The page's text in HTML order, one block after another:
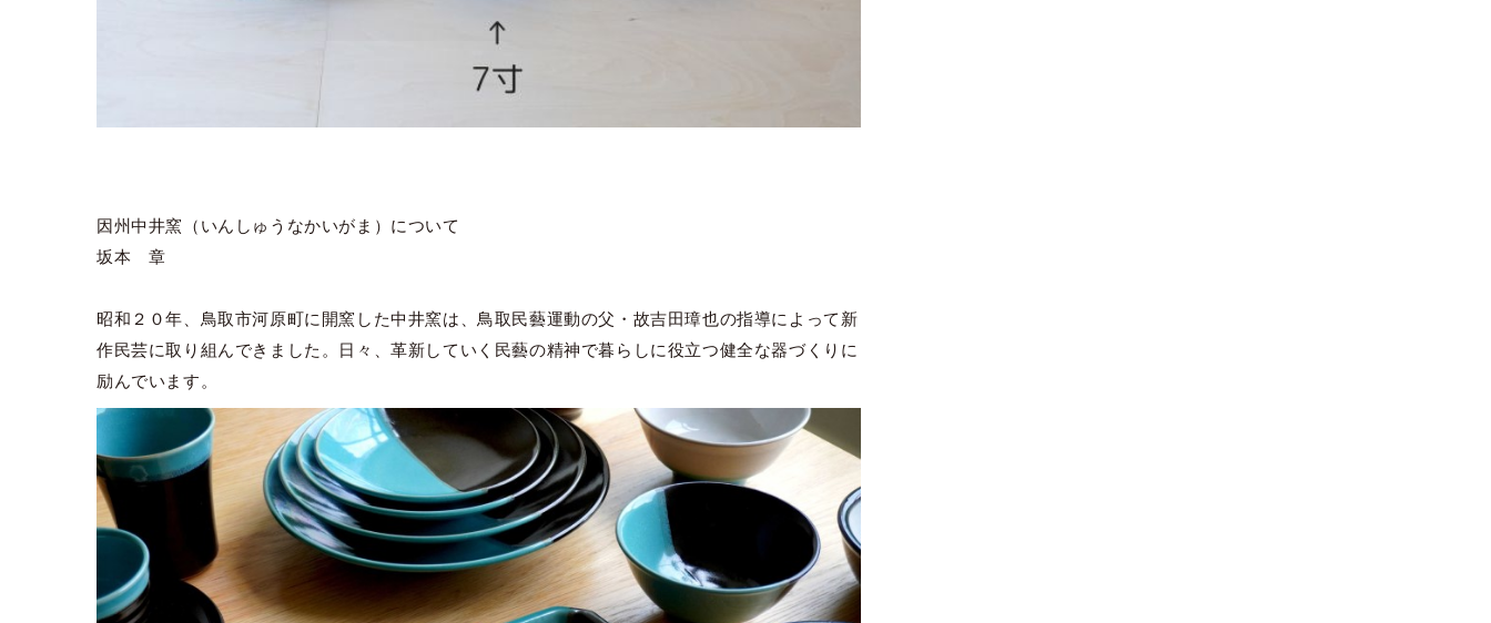
因州中井窯（いんしゅうなかいがま）について
坂本 章
昭和２０年、鳥取市河原町に開窯した中井窯は、鳥取民藝運動の父・故吉田璋也の指導によって新
作民芸に取り組んできました。日々、革新していく民藝の精神で暮らしに役立つ健全な器づくりに
励んでいます。